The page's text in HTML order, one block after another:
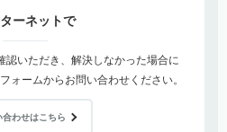
ーネットで
認いただき、解決しなかった場合に
ォームからお問い合わせください。
合わせはこちら